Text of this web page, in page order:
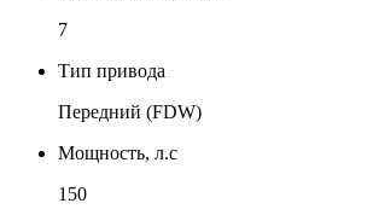
7
Тип привода
Передний (FDW)
Мощность, л.с
150